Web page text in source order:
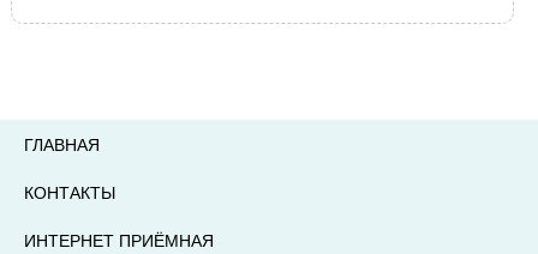
ГЛАВНАЯ
КОНТАКТЫ
ИНТЕРНЕТ ПРИЁМНАЯ